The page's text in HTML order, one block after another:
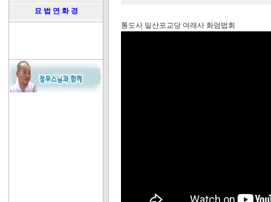
묘 법 연 화 경
통도사 일산포교당 여래사 화엄법회